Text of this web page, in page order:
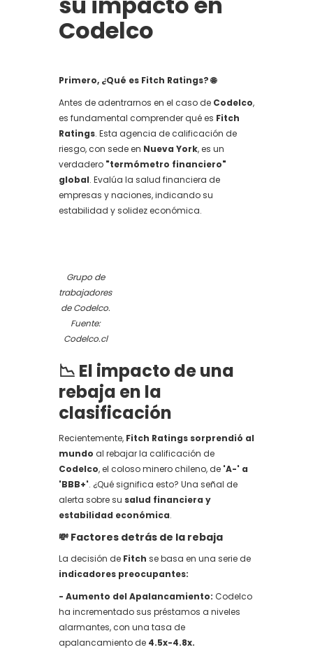
Codelco
Primero, ¿Qué es Fitch Ratings? 🌐
Antes de adentrarnos en el caso de Codelco,
es fundamental comprender qué es Fitch
Ratings. Esta agencia de calificación de
riesgo, con sede en Nueva York, es un
verdadero "termómetro financiero"
global. Evalúa la salud financiera de
empresas y naciones, indicando su
estabilidad y solidez económica.
Grupo de
trabajadores
de Codelco.
Fuente:
Codelco.cl
📉 El impacto de una
rebaja en la
clasificación
Recientemente, Fitch Ratings sorprendió al
mundo al rebajar la calificación de
Codelco, el coloso minero chileno, de 'A-' a
'BBB+'. ¿Qué significa esto? Una señal de
alerta sobre su salud financiera y
estabilidad económica.
💸 Factores detrás de la rebaja
La decisión de Fitch se basa en una serie de
indicadores preocupantes:
- Aumento del Apalancamiento: Codelco
ha incrementado sus préstamos a niveles
alarmantes, con una tasa de
apalancamiento de 4.5x-4.8x.